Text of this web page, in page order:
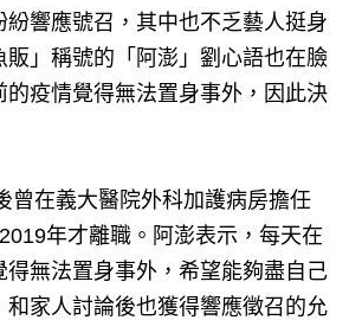
紛響應號召，其中也不乏藝人挺身
販」稱號的「阿澎」劉心語也在臉
的疫情覺得無法置身事外，因此決
曾在義大醫院外科加護病房擔任
年才離職。阿澎表示，每天在
得無法置身事外，希望能夠盡自己
和家人討論後也獲得響應徵召的允